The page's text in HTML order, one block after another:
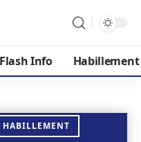
Flash Info Habillement
HABILLEMENT